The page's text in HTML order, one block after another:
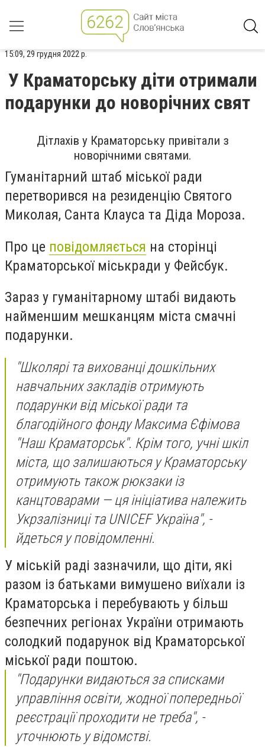
15:09, 29 грудня 2022 р.
У Краматорську діти отримали
подарунки до новорічних свят
Дітлахів у Краматорську привітали з
новорічними святами.
Гуманітарний штаб міської ради
перетворився на резиденцію Святого
Миколая, Санта Клауса та Діда Мороза.
Про це повідомляється на сторінці
Краматорської міськради у Фейсбук.
Зараз у гуманітарному штабі видають
найменшим мешканцям міста смачні
подарунки.
"Школярі та вихованці дошкільних
навчальних закладів отримують
подарунки від міської ради та
благодійного фонду Максима Єфімова
"Наш Краматорськ". Крім того, учні шкіл
міста, що залишаються у Краматорську
отримують також рюкзаки із
канцтоварами — ця ініціатива належить
Укрзалізниці та UNICEF Украïна", -
йдеться у повідомленні.
У міській раді зазначили, що діти, які
разом із батьками вимушено виїхали із
Краматорська і перебувають у більш
безпечних регіонах України отримають
солодкий подарунок від Краматорської
міської ради поштою.
"Подарунки видаються за списками
управління освіти, жодної попередньої
реєстрації проходити не треба", -
уточнюють у відомстві.